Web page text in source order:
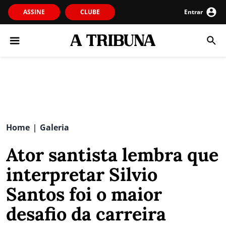
ASSINE CLUBE Entrar
Home | Galeria
Ator santista lembra que
interpretar Silvio
Santos foi o maior
desafio da carreira